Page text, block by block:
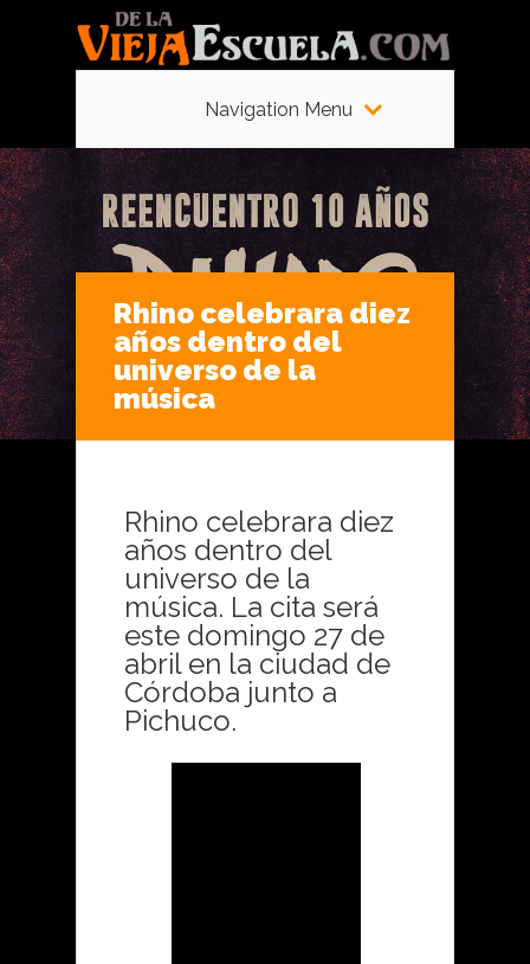
Navigation Menu
Rhino celebrara diez
años dentro del
universo de la
música
Rhino celebrara diez
años dentro del
universo de la
música. La cita será
este domingo 27 de
abril en la ciudad de
Córdoba junto a
Pichuco.